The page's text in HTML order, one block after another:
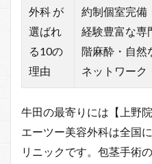
外科 が
選ばれ
る10の
理由
約制個室完備
経験豊富な専
階麻酔・自然
ネットワーク
牛田の最寄りには【上野
エーツー美容外科は全国
リニックです。包茎手術